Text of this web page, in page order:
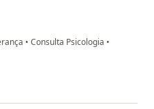
• Consulta Psicologia •